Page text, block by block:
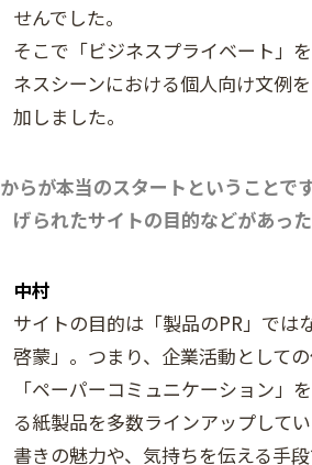
せんでした。
そこで「ビジネスプライベート」
ネスシーンにおける個人向け文例
加しました。
らが本当のスタートということで
げられたサイトの目的などがあった
中村
サイトの目的は「製品のPR」では
啓蒙」。つまり、企業活動としての
「ペーパーコミュニケーション」
る紙製品を多数ラインアップして
書きの魅力や、気持ちを伝える手